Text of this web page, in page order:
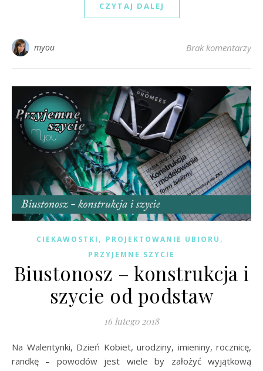
CZYTAJ DALEJ
myou Brak komentarzy
CIEKAWOSTKI , PROJEKTOWANIE UBIORU ,
PRZYJEMNE SZYCIE
Biustonosz – konstrukcja i
szycie od podstaw
16 lutego 2018
Na Walentynki, Dzień Kobiet, urodziny, imieniny, rocznicę,
randkę – powodów jest wiele by założyć wyjątkową